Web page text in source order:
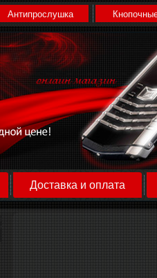
Антипрослушка
Доставка и оплата